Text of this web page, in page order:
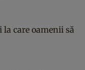
la care oamenii să